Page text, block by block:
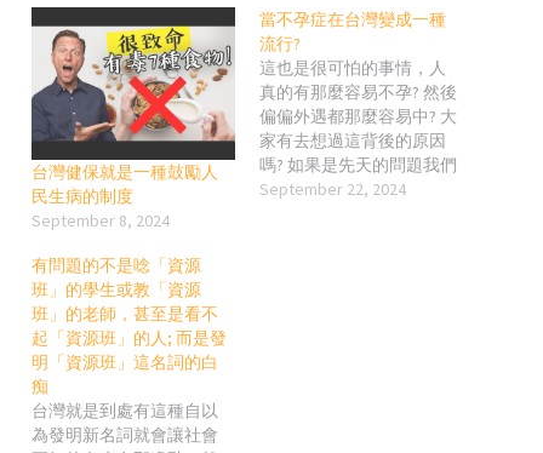
台灣健保就是一種鼓勵人
民生病的制度
September 8, 2024
當不孕症在台灣變成一種
流行?
這也是很可怕的事情，人
真的有那麼容易不孕? 然後
偏偏外遇都那麼容易中? 大
家有去想過這背後的原因
嗎? 如果是先天的問題我們
就不討論，但健康的身體
September 22, 2024
有問題的不是唸「資源
班」的學生或教「資源
班」的老師，甚至是看不
起「資源班」的人; 而是發
明「資源班」這名詞的白
痴
台灣就是到處有這種自以
為發明新名詞就會讓社會